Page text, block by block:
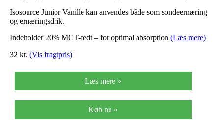
Isosource Junior Vanille kan anvendes både som sondeernæring
og ernæringsdrik.
Indeholder 20% MCT-fedt – for optimal absorption (Læs mere)
32 kr. (Vis fragtpris)
Læs mere »
Køb nu »